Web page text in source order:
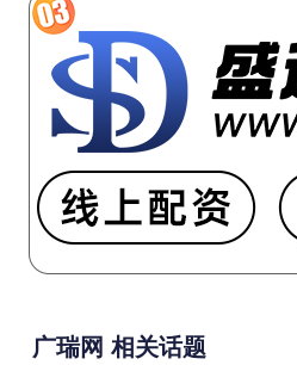
广瑞网 相关话题